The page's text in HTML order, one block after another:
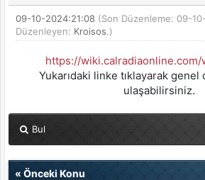
09-10-2024:21:08 (Son Düzenleme: 09-
Düzenleyen: Kroisos.)
https://wiki.calradiaonline.com/
Yukarıdaki linke tıklayarak
ulaşabilirsiniz.
Bul
« Önceki Konu